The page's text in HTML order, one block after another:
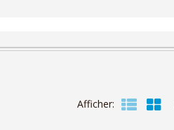
Afficher